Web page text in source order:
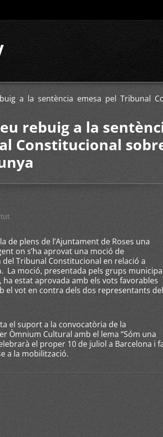
a la sentència emesa pel Tribunal
rebuig a la
Constitucional
de plens de l’Ajuntament de Roses una
on s’ha aprovat una moció de
Tribunal Constitucional en relació a
La moció, presentada pels grups
ha estat aprovada amb els vots favorables
el vot en contra dels dos representants del
el suport a la convocatòria de la
Òmnium Cultural amb el lema “Sóm una
el proper 10 de juliol a Barcelona i
a la mobilització.